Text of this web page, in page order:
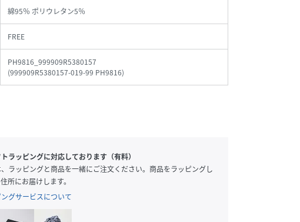
綿95％ ポリウレタン5％
FREE
PH9816_999909R5380157
(999909R5380157-019-99 PH9816)
ラッピングに対応しております（有料）
ラッピングと商品を一緒にご注文ください。商品をラッピングし
所にお届けします。
グサービスについて